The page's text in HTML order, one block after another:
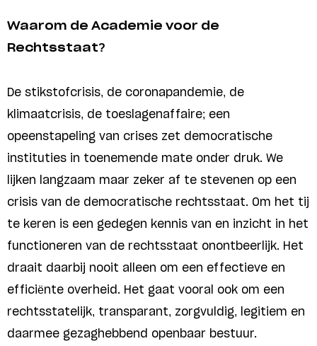
Waarom de Academie voor de
Rechtsstaat?
De stikstofcrisis, de coronapandemie, de
klimaatcrisis, de toeslagenaffaire; een
opeenstapeling van crises zet democratische
instituties in toenemende mate onder druk. We
lijken langzaam maar zeker af te stevenen op een
crisis van de democratische rechtsstaat. Om het tij
te keren is een gedegen kennis van en inzicht in het
functioneren van de rechtsstaat onontbeerlijk. Het
draait daarbij nooit alleen om een effectieve en
efficiënte overheid. Het gaat vooral ook om een
rechtsstatelijk, transparant, zorgvuldig, legitiem en
daarmee gezaghebbend openbaar bestuur.